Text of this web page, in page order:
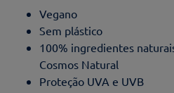
Vegano
Sem plástico
100% ingredientes
Cosmos Natural
Proteção UVA e UVB